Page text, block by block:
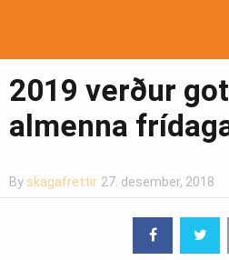
Pistlar
2019 verður
almenna
By skagafrettir 27. desember, 2018